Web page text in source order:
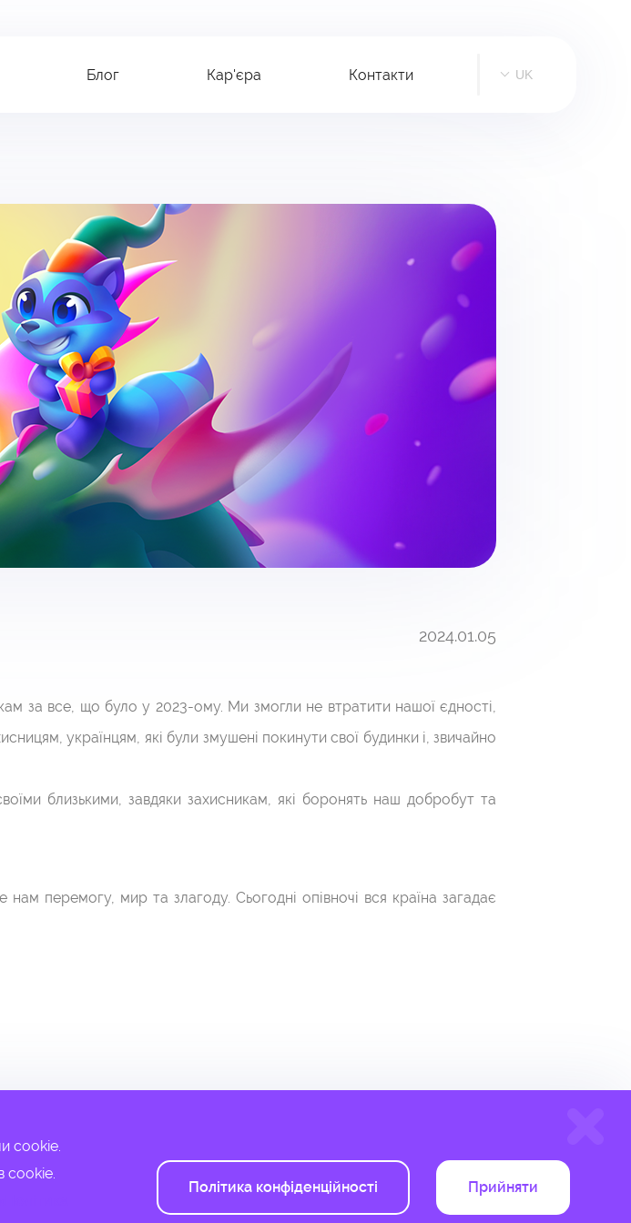
Блог Кар'єра Контакти UK
2024.01.05
за все, що було у 2023-ому. Ми змогли не втратити нашої єдності,
українцям, які були змушені покинути свої будинки і, звичайно
близькими, завдяки захисникам, які боронять наш добробут та
перемогу, мир та злагоду. Сьогодні опівночі вся країна загадає
Контакти
Boolat Play
cookie.
cookie.
Політика конфіденційності Прийняти